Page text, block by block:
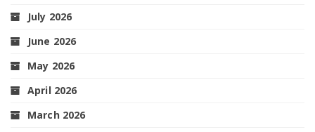
July 2026
June 2026
May 2026
April 2026
March 2026